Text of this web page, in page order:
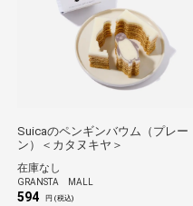
Suicaのペンギンバウム（プレー
ン）＜カタヌキヤ＞
在庫なし
GRANSTA MALL
594 円 (税込)